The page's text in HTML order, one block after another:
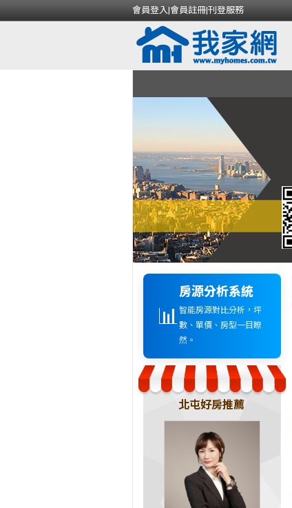
會員登入|會員註冊|刊登服務
📊
房源分析系統
智能房源對比分析，坪
數、單價、房型一目瞭
然。
北屯好房推薦